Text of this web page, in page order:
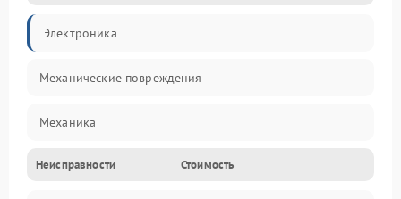
Электроника
Механические повреждения
Механика
Управление
Неисправности Стоимость